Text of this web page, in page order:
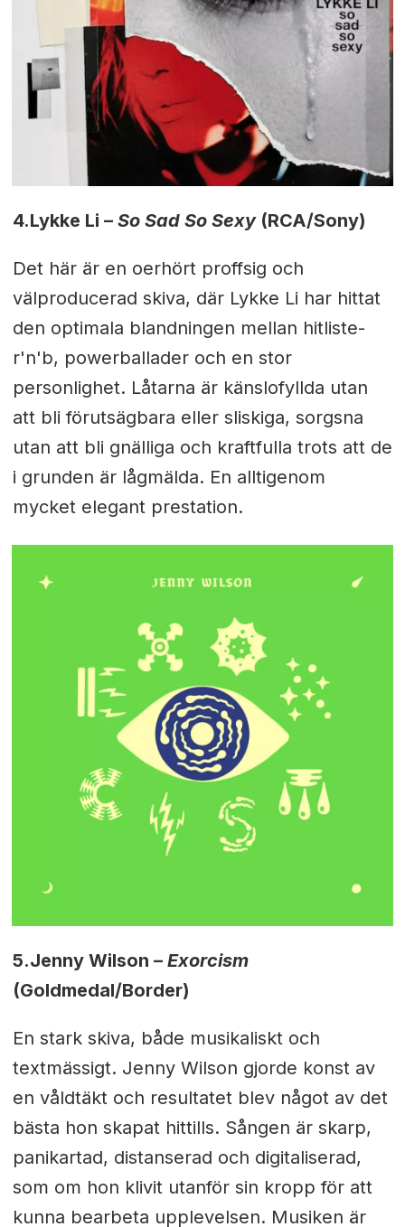
4.Lykke Li – So Sad So Sexy (RCA/Sony)
Det här är en oerhört proffsig och
välproducerad skiva, där Lykke Li har hittat
den optimala blandningen mellan hitliste-
r'n'b, powerballader och en stor
personlighet. Låtarna är känslofyllda utan
att bli förutsägbara eller sliskiga, sorgsna
utan att bli gnälliga och kraftfulla trots att de
i grunden är lågmälda. En alltigenom
mycket elegant prestation.
5.Jenny Wilson – Exorcism
(Goldmedal/Border)
En stark skiva, både musikaliskt och
textmässigt. Jenny Wilson gjorde konst av
en våldtäkt och resultatet blev något av det
bästa hon skapat hittills. Sången är skarp,
panikartad, distanserad och digitaliserad,
som om hon klivit utanför sin kropp för att
kunna bearbeta upplevelsen. Musiken är